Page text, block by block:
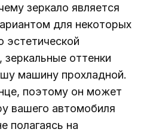
зеркало является
для некоторых
эстетической
зеркальные оттенки
машину прохладной.
поэтому он может
вашего автомобиля
полагаясь на